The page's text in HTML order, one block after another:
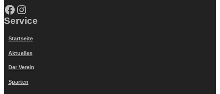
Facebook Instagram
Service
Startseite
Aktuelles
Der Verein
Sparten